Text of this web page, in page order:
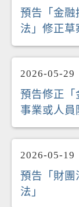
預告「金融
法」修正草
2026-05-29
預告修正「
事業或人
2026-05-19
預告「財團
法」